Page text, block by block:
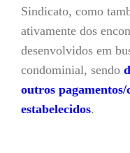
Sindicato, como
ativamente dos
desenvolvidos em
condominial, sendo
outros
estabelecidos.